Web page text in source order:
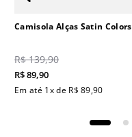
Camisola Alças Satin Colors
R$ 139,90
R$89,90
Em até 1x de R$ 89,90